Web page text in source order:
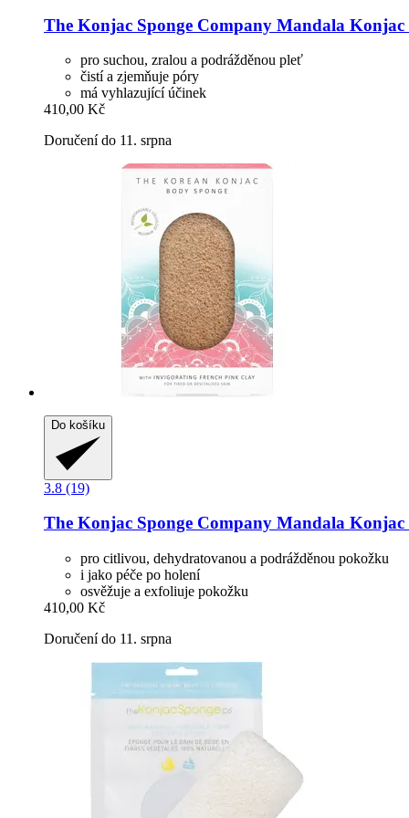
The Konjac Sponge Company Mandala Konjac
pro suchou, zralou a podrážděnou pleť
čistí a zjemňuje póry
má vyhlazující účinek
410,00 Kč
Doručení do 11. srpna
Do košíku
3.8 (19)
The Konjac Sponge Company Mandala Konjac
pro citlivou, dehydratovanou a podrážděnou pokožku
i jako péče po holení
osvěžuje a exfoliuje pokožku
410,00 Kč
Doručení do 11. srpna